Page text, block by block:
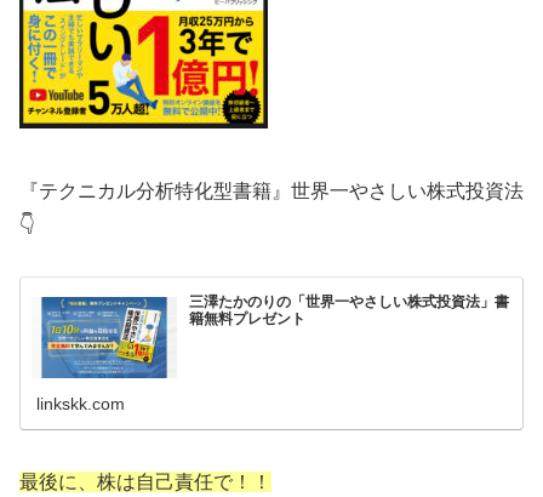
『テクニカル分析特化型書籍』世界一やさしい株式投資法
👇
三澤たかのりの「世界一やさしい株式投資法」書
籍無料プレゼント
linkskk.com
最後に、株は自己責任で！！